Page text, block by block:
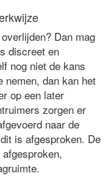
Dan mag
discreet en
nog niet de kans
nemen, dan kan het
op een later
zorgen er
naar de
is afgesproken. De